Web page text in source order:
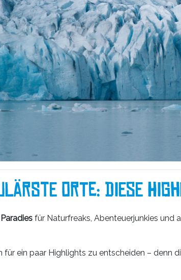
Orte: Diese
Paradies für Naturfreaks, Abenteuerjunkies und
für ein paar Highlights zu entscheiden – denn